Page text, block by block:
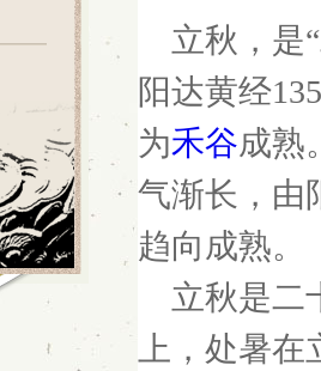
立秋，是
阳达黄经
为禾谷成熟
气渐长，由
趋向成熟。
立秋是二
上，处暑